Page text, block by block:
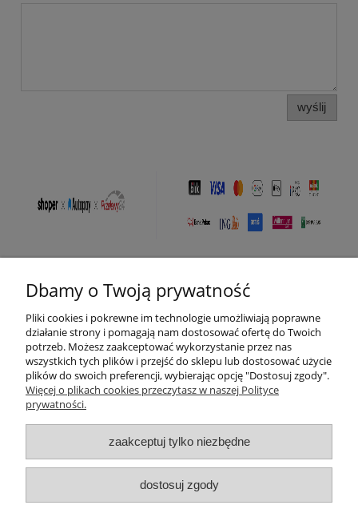
wyślij
Pomoc
Moje konto
Płatności i dostawa
O nas
Dbamy o Twoją prywatność
Pliki cookies i pokrewne im technologie umożliwiają poprawne
działanie strony i pomagają nam dostosować ofertę do Twoich
potrzeb. Możesz zaakceptować wykorzystanie przez nas
wszystkich tych plików i przejść do sklepu lub dostosować użycie
plików do swoich preferencji, wybierając opcję "Dostosuj zgody".
Więcej o plikach cookies przeczytasz w naszej Polityce
prywatności.
zaakceptuj tylko niezbędne
dostosuj zgody